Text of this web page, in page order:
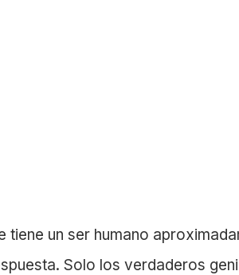
tiene un ser humano
Solo los verdaderos